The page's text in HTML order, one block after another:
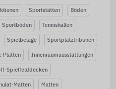
Sportstätten Böden
Sportböden Tennishallen
Spielbeläge Sportplatztribünen
Platten Innenraumausstattungen
Spielfelddecken
Matten Matten